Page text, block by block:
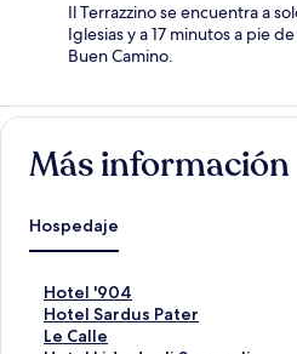
Il Terrazzino se encuentra a
Iglesias y a 17 minutos a pie
Buen Camino.
Más información
Hospedaje
Hotel '904
E
n
l
Hotel Sardus Pater
E
n
Le Calle
E